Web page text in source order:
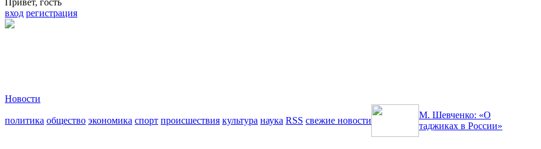
Привет, гость
вход регистрация
Новости
политика общество экономика спорт происшествия культура наука RSS свежие новости
М. Шевченко: «О
таджиках в России»